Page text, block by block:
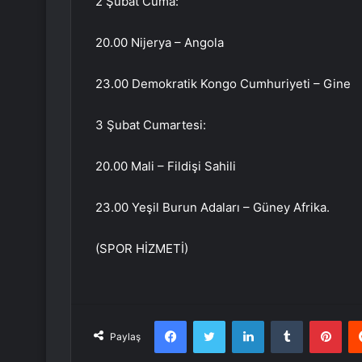
20.00 Nijerya – Angola
23.00 Demokratik Kongo Cumhuriyeti – Gine
3 Şubat Cumartesi:
20.00 Mali – Fildişi Sahili
23.00 Yeşil Burun Adaları – Güney Afrika.
(SPOR HİZMETİ)
Paylaş
FacebookTwitter LinkedInTumblr